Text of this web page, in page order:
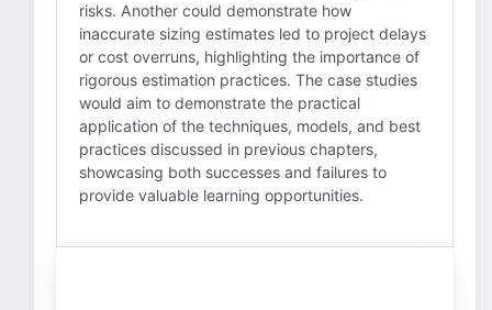
risks. Another could demonstrate how
inaccurate sizing estimates led to project delays
or cost overruns, highlighting the importance of
rigorous estimation practices. The case studies
would aim to demonstrate the practical
application of the techniques, models, and best
practices discussed in previous chapters,
showcasing both successes and failures to
provide valuable learning opportunities.